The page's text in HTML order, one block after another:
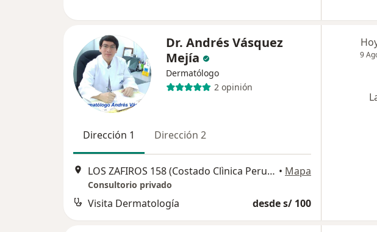
Dr. Andrés Vásquez
Mejía
Dermatólogo
2 opinión
Dirección 1 Dirección 2
LOS ZAFIROS 158 (Costado Clìnica Peruano Americana), Trujillo • Mapa
Consultorio privado
Visita Dermatología desde s/ 100
9